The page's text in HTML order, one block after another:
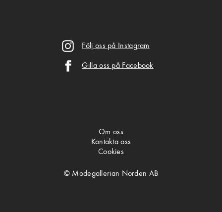
Följ oss på Instagram
Gilla oss på Facebook
Om oss
Kontakta oss
Cookies
© Modegallerian Norden AB